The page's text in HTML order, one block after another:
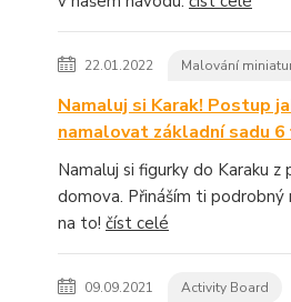
22.01.2022 Malování
Namaluj si Karak! Postup
namalovat základní sadu 6
Namaluj si figurky do Karaku z
domova. Přináším ti podrobný
na to! číst celé
09.09.2021 Activity Board